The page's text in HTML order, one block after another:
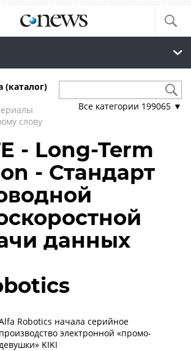
(каталог)
слову
Все категории 199065 ▼
- Long-Term
- Стандарт
данных
Robotics начала серийное
производство электронной «промо-
KIKI